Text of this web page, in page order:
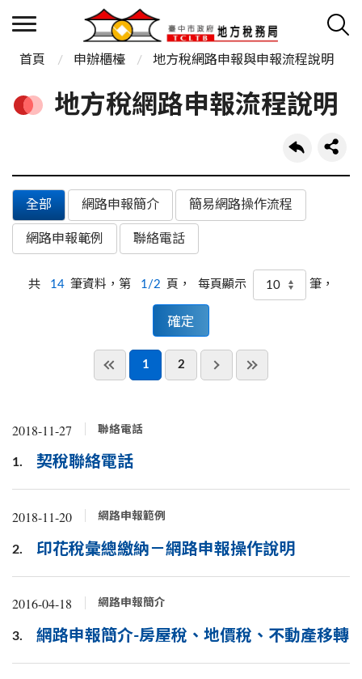
首頁 申辦櫃檯 地方稅網路申報與申報流程說明
地方稅網路申報流程說明
全部 網路申報簡介 簡易網路操作流程
網路申報範例 聯絡電話
共 14 筆資料，第 1/2 頁， 每頁顯示 筆，
1 2
2018-11-27 聯絡電話
1. 契稅聯絡電話
2018-11-20 網路申報範例
2. 印花稅彙總繳納－網路申報操作說明
2016-04-18 網路申報簡介
3. 網路申報簡介-房屋稅、地價稅、不動產移轉